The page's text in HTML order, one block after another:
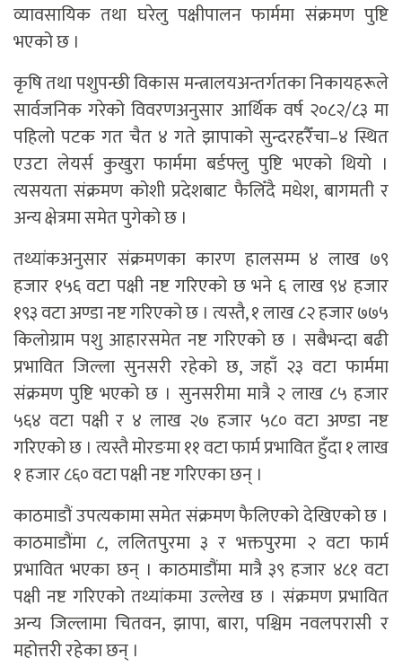
व्यावसायिक तथा घरेलु पक्षीपालन फार्ममा संक्रमण पुष्टि
भएको छ ।
कृषि तथा पशुपन्छी विकास मन्त्रालयअन्तर्गतका निकायहरूले
सार्वजनिक गरेको विवरणअनुसार आर्थिक वर्ष २०८२/८३ मा
पहिलो पटक गत चैत ४ गते झापाको सुन्दरहरैँचा–४ स्थित
एउटा लेयर्स कुखुरा फार्ममा बर्डफ्लु पुष्टि भएको थियो ।
त्यसयता संक्रमण कोशी प्रदेशबाट फैलिँदै मधेश, बागमती र
अन्य क्षेत्रमा समेत पुगेको छ ।
तथ्यांकअनुसार संक्रमणका कारण हालसम्म ४ लाख ७९
हजार १५६ वटा पक्षी नष्ट गरिएको छ भने ६ लाख ९४ हजार
१९३ वटा अण्डा नष्ट गरिएको छ । त्यस्तै, १ लाख ८२ हजार ७७५
किलोग्राम पशु आहारसमेत नष्ट गरिएको छ । सबैभन्दा बढी
प्रभावित जिल्ला सुनसरी रहेको छ, जहाँ २३ वटा फार्ममा
संक्रमण पुष्टि भएको छ । सुनसरीमा मात्रै २ लाख ८५ हजार
५६४ वटा पक्षी र ४ लाख २७ हजार ५८० वटा अण्डा नष्ट
गरिएको छ । त्यस्तै मोरङमा ११ वटा फार्म प्रभावित हुँदा १ लाख
१ हजार ८६० वटा पक्षी नष्ट गरिएका छन् ।
काठमाडौं उपत्यकामा समेत संक्रमण फैलिएको देखिएको छ ।
काठमाडौंमा ८, ललितपुरमा ३ र भक्तपुरमा २ वटा फार्म
प्रभावित भएका छन् । काठमाडौंमा मात्रै ३९ हजार ४८१ वटा
पक्षी नष्ट गरिएको तथ्यांकमा उल्लेख छ । संक्रमण प्रभावित
अन्य जिल्लामा चितवन, झापा, बारा, पश्चिम नवलपरासी र
महोत्तरी रहेका छन् ।